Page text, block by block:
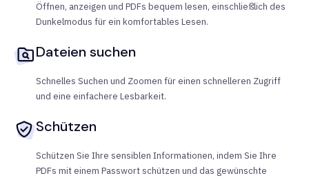
Öffnen, anzeigen und PDFs bequem lesen, einschließlich des
Dunkelmodus für ein komfortables Lesen.
Dateien suchen
Schnelles Suchen und Zoomen für einen schnelleren Zugriff
und eine einfachere Lesbarkeit.
Schützen
Schützen Sie Ihre sensiblen Informationen, indem Sie Ihre
PDFs mit einem Passwort schützen und das gewünschte